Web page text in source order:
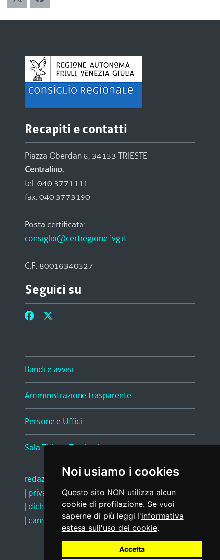
Noi usiamo i cookies
Questo sito NON utilizza alcun
cookie di profilazione. Se vuoi
saperne di più leggi l'informativa
estesa sull'uso dei cookie.
Accetta
Recapiti e contatti
Piazza Oberdan 6, 34133 TRIESTE
Centralino:
tel. 040 3771111
fax. 040 3773190
Posta certificata:
consiglio@certregione.fvg.it
C.F. 80016340327
Seguici su
Bandi e avvisi
Amministrazione trasparente
Persone e Uffici
Sala Tiziano Tessitori
redazione web |note legali | glossario
| privacy |social media policy
| dichiarazione di accessibilità |feedback
| cambio preferenze cookie
Realizzato da